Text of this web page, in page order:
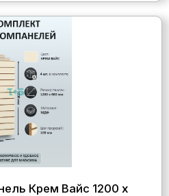
Крем Вайс 1200 х